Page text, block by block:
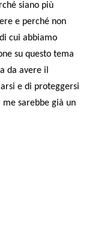
siano più
e perché non
cui abbiamo
su questo tema
da avere il
e di proteggersi
sarebbe già un